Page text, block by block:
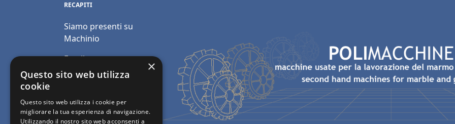
PEDRINI Cod. 19-22
RECAPITI
Siamo presenti su
Machinio
Email:
info@polimacchine.it
2067911
×
Questo sito web utilizza
cookie
Questo sito web utilizza i cookie per
migliorare la tua esperienza di navigazione.
Utilizzando il nostro sito web acconsenti a